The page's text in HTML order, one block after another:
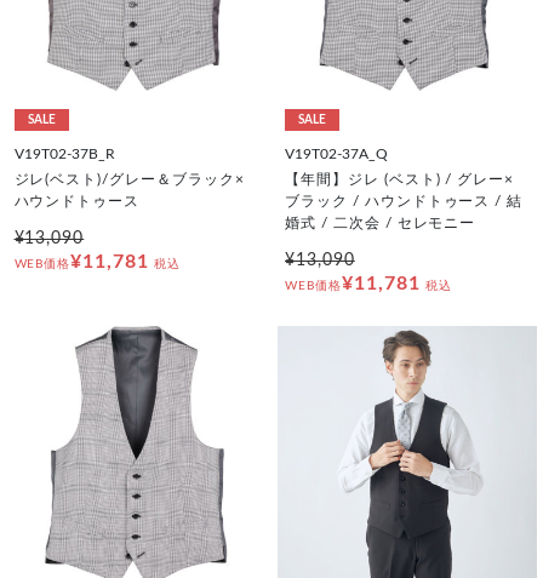
SALE
V19T02-37B_R
ジレ(ベスト)/グレー＆ブラック×
ハウンドトゥース
¥13,090
WEB価格¥11,781 税込
SALE
V19T02-37A_Q
【年間】ジレ (ベスト) / グレー×
ブラック / ハウンドトゥース / 結
婚式 / 二次会 / セレモニー
¥13,090
WEB価格¥11,781 税込